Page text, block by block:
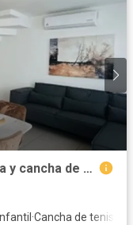
Amueblada en Privada con Alberca y cancha de Pádel PERISUR 2
·Cancha de tenis